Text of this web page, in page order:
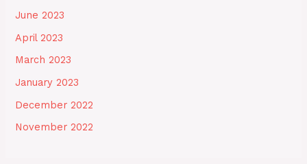
June 2023
April 2023
March 2023
January 2023
December 2022
November 2022